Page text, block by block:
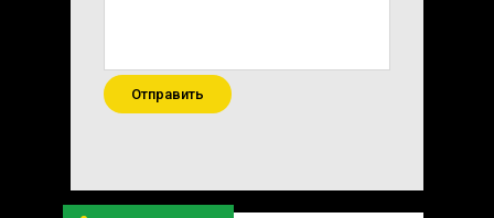
Отправить